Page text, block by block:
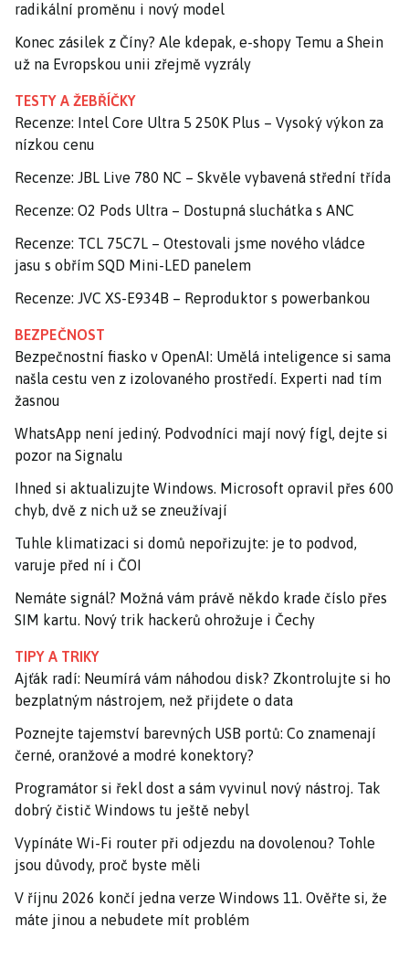
radikální proměnu i nový model
Konec zásilek z Číny? Ale kdepak, e-shopy Temu a Shein
už na Evropskou unii zřejmě vyzrály
TESTY A ŽEBŘÍČKY
Recenze: Intel Core Ultra 5 250K Plus – Vysoký výkon za
nízkou cenu
Recenze: JBL Live 780 NC – Skvěle vybavená střední třída
Recenze: O2 Pods Ultra – Dostupná sluchátka s ANC
Recenze: TCL 75C7L – Otestovali jsme nového vládce
jasu s obřím SQD Mini-LED panelem
Recenze: JVC XS-E934B – Reproduktor s powerbankou
BEZPEČNOST
Bezpečnostní fiasko v OpenAI: Umělá inteligence si sama
našla cestu ven z izolovaného prostředí. Experti nad tím
žasnou
WhatsApp není jediný. Podvodníci mají nový fígl, dejte si
pozor na Signalu
Ihned si aktualizujte Windows. Microsoft opravil přes 600
chyb, dvě z nich už se zneužívají
Tuhle klimatizaci si domů nepořizujte: je to podvod,
varuje před ní i ČOI
Nemáte signál? Možná vám právě někdo krade číslo přes
SIM kartu. Nový trik hackerů ohrožuje i Čechy
TIPY A TRIKY
Ajťák radí: Neumírá vám náhodou disk? Zkontrolujte si ho
bezplatným nástrojem, než přijdete o data
Poznejte tajemství barevných USB portů: Co znamenají
černé, oranžové a modré konektory?
Programátor si řekl dost a sám vyvinul nový nástroj. Tak
dobrý čistič Windows tu ještě nebyl
Vypínáte Wi-Fi router při odjezdu na dovolenou? Tohle
jsou důvody, proč byste měli
V říjnu 2026 končí jedna verze Windows 11. Ověřte si, že
máte jinou a nebudete mít problém